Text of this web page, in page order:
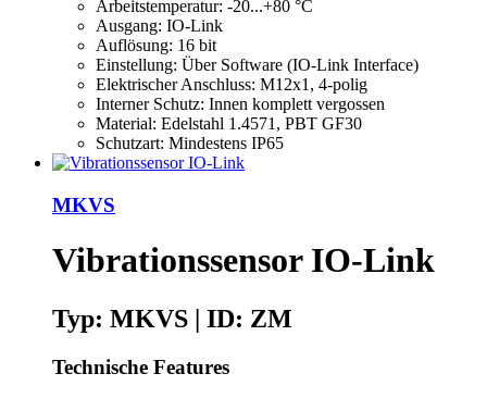
Arbeitstemperatur: -20...+80 °C
Ausgang: IO-Link
Auflösung: 16 bit
Einstellung: Über Software (IO-Link Interface)
Elektrischer Anschluss: M12x1, 4-polig
Interner Schutz: Innen komplett vergossen
Material: Edelstahl 1.4571, PBT GF30
Schutzart: Mindestens IP65
MKVS
Vibrationssensor IO-Link
Typ: MKVS | ID: ZM
Technische Features